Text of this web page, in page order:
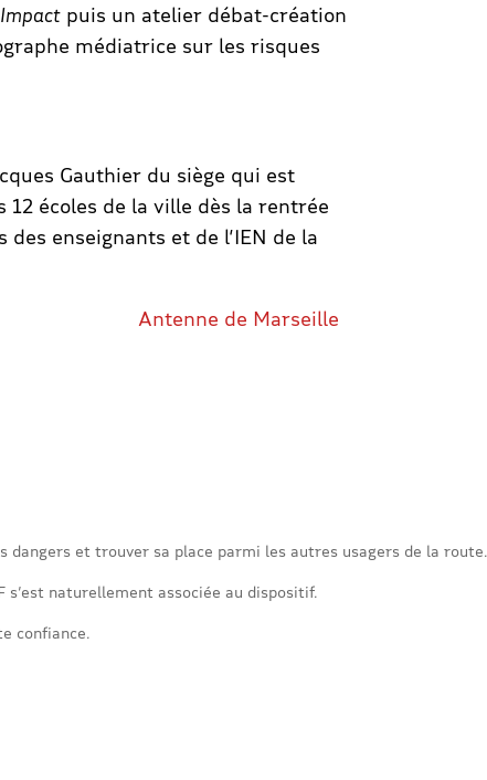
Impact puis un atelier débat-création
médiatrice sur les risques
Gauthier du siège qui est
12 écoles de la ville dès la rentrée
enseignants et de l’IEN de la
Antenne de Marseille
dangers et trouver sa place parmi les autres usagers de la route.
s’est naturellement associée au dispositif.
confiance.